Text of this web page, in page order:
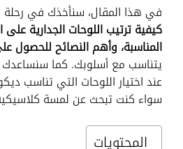
في هذا المقال، سنأخذك في
كيفية ترتيب اللوحات الجدارية على
المناسبة، وأهم النصائح للحصول
يتناسب مع أسلوبك. كما سنساعدك
عند اختيار اللوحات التي تناسب
سواء كنت تبحث عن لمسة
المحتويات